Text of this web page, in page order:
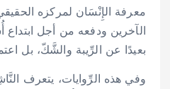
معرفة الإِنْسَان لمركزه
الآخرين ودفعه من أجل
بعيدًا عن الرِّيبة والشَّكّ، بل
وفي هذه الرِّوايات، يتعرف